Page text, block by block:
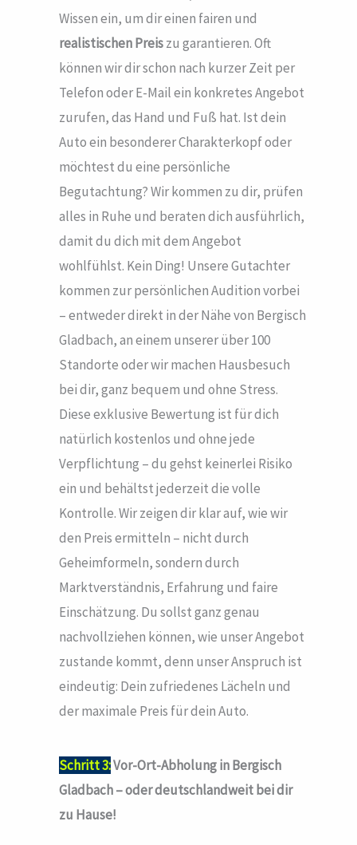
Wissen ein, um dir einen fairen und
realistischen Preiszu garantieren. Oft
können wir dir schon nach kurzer Zeit per
Telefon oder E-Mail ein konkretes Angebot
zurufen, das Hand und Fuß hat. Ist dein
Auto ein besonderer Charakterkopf oder
möchtest du eine persönliche
Begutachtung? Wir kommen zu dir, prüfen
alles in Ruhe und beraten dich ausführlich,
damit du dich mit dem Angebot
wohlfühlst. Kein Ding! Unsere Gutachter
kommen zur persönlichen Audition vorbei
– entweder direkt in der Nähe von Bergisch
Gladbach, an einem unserer über 100
Standorte oder wir machen Hausbesuch
bei dir, ganz bequem und ohne Stress.
Diese exklusive Bewertung ist für dich
natürlich kostenlos und ohne jede
Verpflichtung – du gehst keinerlei Risiko
ein und behältst jederzeit die volle
Kontrolle. Wir zeigen dir klar auf, wie wir
den Preis ermitteln – nicht durch
Geheimformeln, sondern durch
Marktverständnis, Erfahrung und faire
Einschätzung. Du sollst ganz genau
nachvollziehen können, wie unser Angebot
zustande kommt, denn unser Anspruch ist
eindeutig: Dein zufriedenes Lächeln und
der maximale Preis für dein Auto.
Schritt 3:Vor-Ort-Abholung in Bergisch
Gladbach – oder deutschlandweit bei dir
zu Hause!